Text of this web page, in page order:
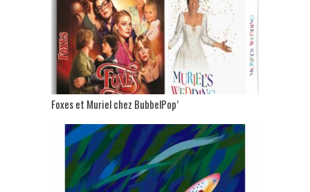
Foxes et Muriel chez BubbelPop’